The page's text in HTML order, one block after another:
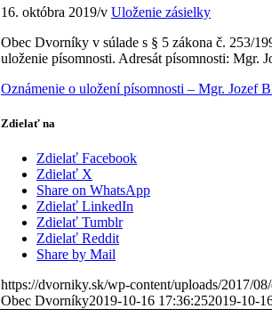
16. októbra 2019/v Uloženie zásielky
Obec Dvorníky v súlade s § 5 zákona č. 253/
uloženie písomnosti. Adresát písomnosti: Mgr.
Oznámenie o uložení písomnosti – Mgr. Jozef
Zdielať na
Zdielať Facebook
Zdielať X
Share on WhatsApp
Zdielať LinkedIn
Zdielať Tumblr
Zdielať Reddit
Share by Mail
https://dvorniky.sk/wp-content/uploads/2017/
Obec Dvorníky2019-10-16 17:36:252019-10-